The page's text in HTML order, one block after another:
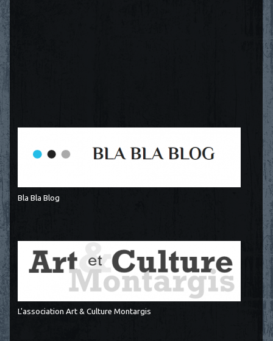
Bla Bla Blog
L'association Art & Culture Montargis